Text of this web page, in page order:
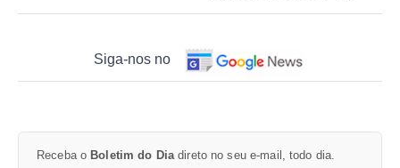
Siga-nos no
Receba o Boletim do Dia direto no seu e-mail, todo dia.